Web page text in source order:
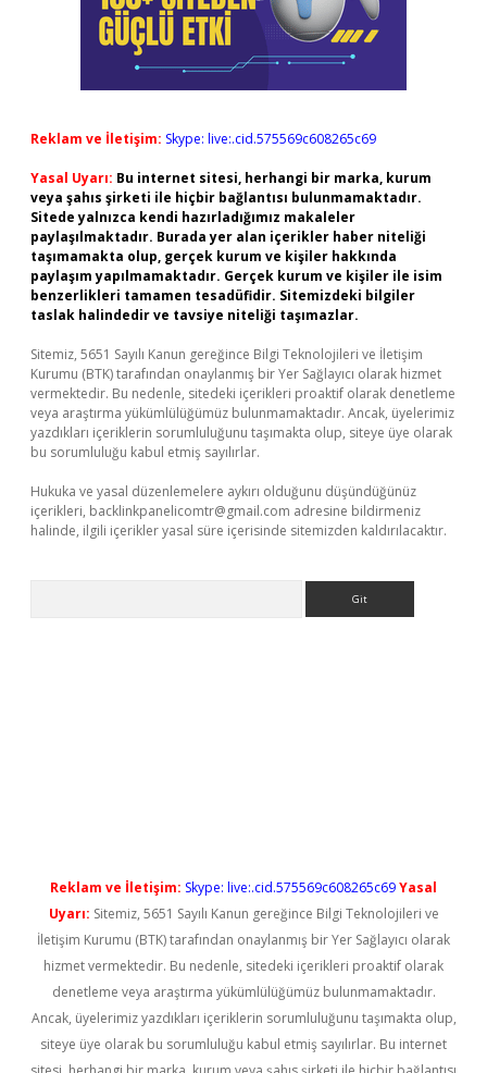
Reklam ve İletişim: Skype: live:.cid.575569c608265c69
Yasal Uyarı: Bu internet sitesi, herhangi bir marka, kurum
veya şahıs şirketi ile hiçbir bağlantısı bulunmamaktadır.
Sitede yalnızca kendi hazırladığımız makaleler
paylaşılmaktadır. Burada yer alan içerikler haber niteliği
taşımamakta olup, gerçek kurum ve kişiler hakkında
paylaşım yapılmamaktadır. Gerçek kurum ve kişiler ile isim
benzerlikleri tamamen tesadüfidir. Sitemizdeki bilgiler
taslak halindedir ve tavsiye niteliği taşımazlar.
Sitemiz, 5651 Sayılı Kanun gereğince Bilgi Teknolojileri ve İletişim
Kurumu (BTK) tarafından onaylanmış bir Yer Sağlayıcı olarak hizmet
vermektedir. Bu nedenle, sitedeki içerikleri proaktif olarak denetleme
veya araştırma yükümlülüğümüz bulunmamaktadır. Ancak, üyelerimiz
yazdıkları içeriklerin sorumluluğunu taşımakta olup, siteye üye olarak
bu sorumluluğu kabul etmiş sayılırlar.
Hukuka ve yasal düzenlemelere aykırı olduğunu düşündüğünüz
içerikleri, backlinkpanelicomtr@gmail.com adresine bildirmeniz
halinde, ilgili içerikler yasal süre içerisinde sitemizden kaldırılacaktır.
Reklam ve İletişim: Skype: live:.cid.575569c608265c69Yasal
Uyarı: Sitemiz, 5651 Sayılı Kanun gereğince Bilgi Teknolojileri ve
İletişim Kurumu (BTK) tarafından onaylanmış bir Yer Sağlayıcı olarak
hizmet vermektedir. Bu nedenle, sitedeki içerikleri proaktif olarak
denetleme veya araştırma yükümlülüğümüz bulunmamaktadır.
Ancak, üyelerimiz yazdıkları içeriklerin sorumluluğunu taşımakta olup,
siteye üye olarak bu sorumluluğu kabul etmiş sayılırlar. Bu internet